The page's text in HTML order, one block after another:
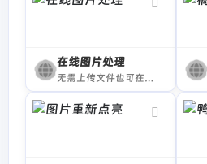
在线图片处理
无需上传文件也可在线处理图片